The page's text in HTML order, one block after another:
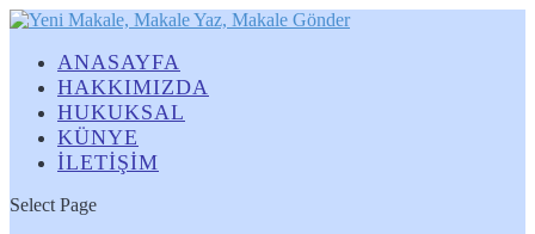
ANASAYFA
HAKKIMIZDA
HUKUKSAL
KÜNYE
İLETİŞİM
Select Page